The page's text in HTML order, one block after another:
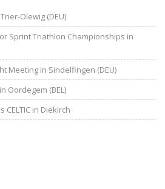
Olewig (DEU)
Sprint Triathlon Championships in
Meeting in Sindelfingen (DEU)
Oordegem (BEL)
CELTIC in Diekirch